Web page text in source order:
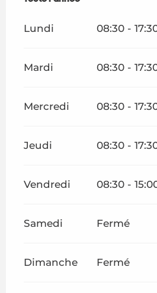
Lundi 08:30 -
Mardi 08:30 -
Mercredi 08:30 -
Jeudi 08:30 -
Vendredi 08:30 -
Samedi Fermé
Dimanche Fermé